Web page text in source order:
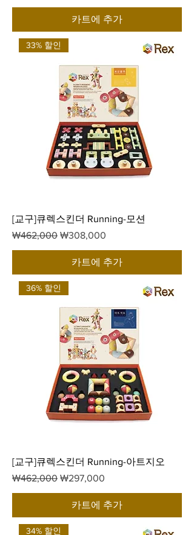
카트에 추가
33% 할인
[교구]큐렉스킨더 Running-모션
일반가
₩462,000 할인가
₩308,000
카트에 추가
36% 할인
[교구]큐렉스킨더 Running-아트지오
일반가
₩462,000 할인가
₩297,000
카트에 추가
34% 할인